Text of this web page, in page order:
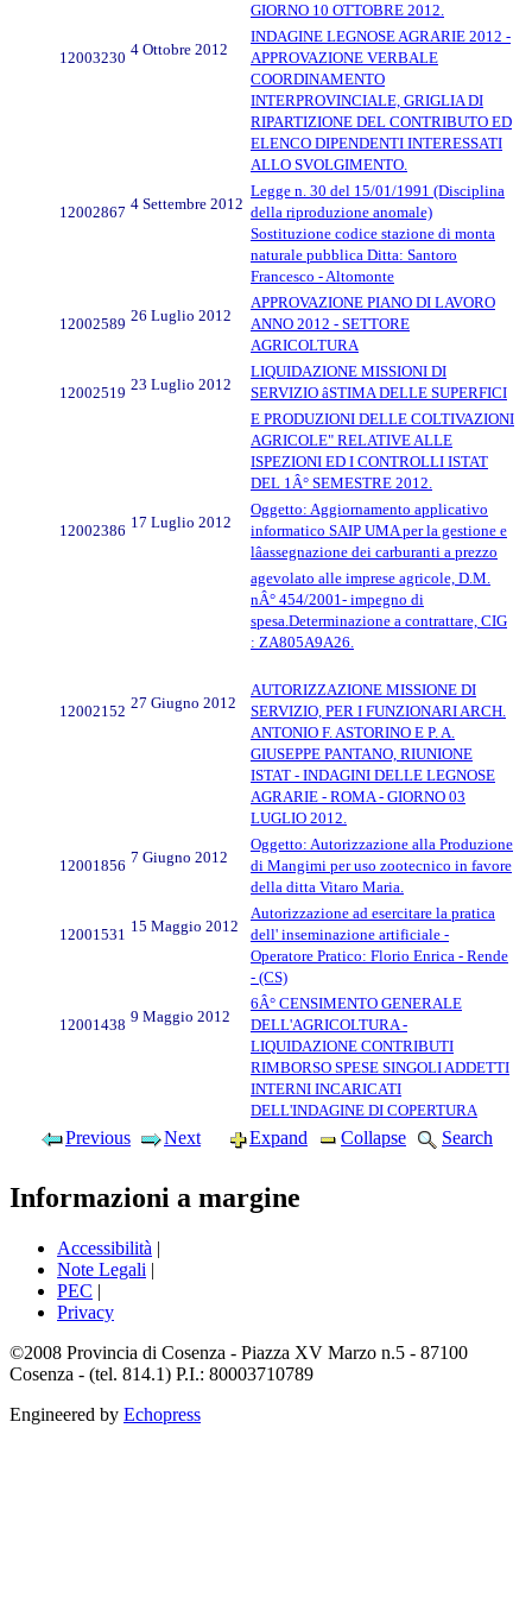
GIORNO 10 OTTOBRE 2012.
12003230 4 Ottobre 2012
INDAGINE LEGNOSE AGRARIE 2012 -
APPROVAZIONE VERBALE
COORDINAMENTO
INTERPROVINCIALE, GRIGLIA DI
RIPARTIZIONE DEL CONTRIBUTO ED
ELENCO DIPENDENTI INTERESSATI
ALLO SVOLGIMENTO.
12002867 4 Settembre 2012
Legge n. 30 del 15/01/1991 (Disciplina
della riproduzione anomale)
Sostituzione codice stazione di monta
naturale pubblica Ditta: Santoro
Francesco - Altomonte
12002589 26 Luglio 2012
APPROVAZIONE PIANO DI LAVORO
ANNO 2012 - SETTORE
AGRICOLTURA
12002519 23 Luglio 2012
LIQUIDAZIONE MISSIONI DI
SERVIZIO âSTIMA DELLE SUPERFICI
E PRODUZIONI DELLE COLTIVAZIONI
AGRICOLE" RELATIVE ALLE
ISPEZIONI ED I CONTROLLI ISTAT
DEL 1Â° SEMESTRE 2012.
12002386 17 Luglio 2012
Oggetto: Aggiornamento applicativo
informatico SAIP UMA per la gestione e
lâassegnazione dei carburanti a prezzo
agevolato alle imprese agricole, D.M.
nÂ° 454/2001- impegno di
spesa.Determinazione a contrattare, CIG
: ZA805A9A26.
12002152 27 Giugno 2012
AUTORIZZAZIONE MISSIONE DI
SERVIZIO, PER I FUNZIONARI ARCH.
ANTONIO F. ASTORINO E P. A.
GIUSEPPE PANTANO, RIUNIONE
ISTAT - INDAGINI DELLE LEGNOSE
AGRARIE - ROMA - GIORNO 03
LUGLIO 2012.
12001856 7 Giugno 2012
Oggetto: Autorizzazione alla Produzione
di Mangimi per uso zootecnico in favore
della ditta Vitaro Maria.
12001531 15 Maggio 2012
Autorizzazione ad esercitare la pratica
dell' inseminazione artificiale -
Operatore Pratico: Florio Enrica - Rende
- (CS)
12001438 9 Maggio 2012
6Â° CENSIMENTO GENERALE
DELL'AGRICOLTURA -
LIQUIDAZIONE CONTRIBUTI
RIMBORSO SPESE SINGOLI ADDETTI
INTERNI INCARICATI
DELL'INDAGINE DI COPERTURA
Previous Next Expand Collapse Search
Informazioni a margine
Accessibilità |
Note Legali |
PEC |
Privacy
©2008 Provincia di Cosenza - Piazza XV Marzo n.5 - 87100
Cosenza - (tel. 814.1) P.I.: 80003710789
Engineered by Echopress